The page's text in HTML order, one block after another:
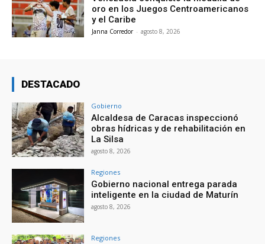
oro en los Juegos Centroamericanos
y el Caribe
Janna Corredor - agosto 8, 2026
DESTACADO
Gobierno
Alcaldesa de Caracas inspeccionó
obras hídricas y de rehabilitación en
La Silsa
agosto 8, 2026
Regiones
Gobierno nacional entrega parada
inteligente en la ciudad de Maturín
agosto 8, 2026
Regiones